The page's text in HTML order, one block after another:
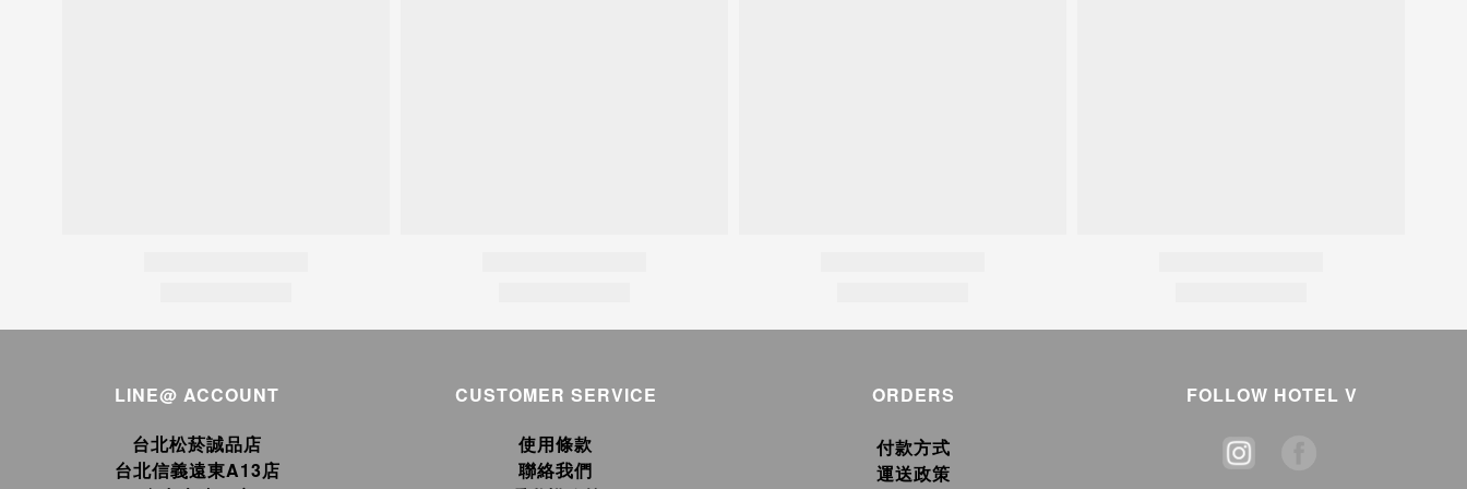
LINE@ ACCOUNT
台北松菸誠品店
台北信義遠東A13店
CUSTOMER SERVICE
使用條款
聯絡我們
ORDERS
付款方式
運送政策
FOLLOW HOTEL V